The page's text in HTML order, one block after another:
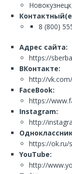
8 (800)
Адрес сайта:
https://
ВКонтакте:
http://
FaceBook:
https://
Instagram:
http://
https://ok.ru/
YouTube:
http://